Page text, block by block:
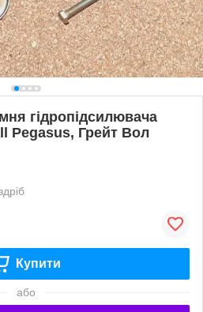
гідропідсилювача
Pegasus, Грейт Вол
Купити
або